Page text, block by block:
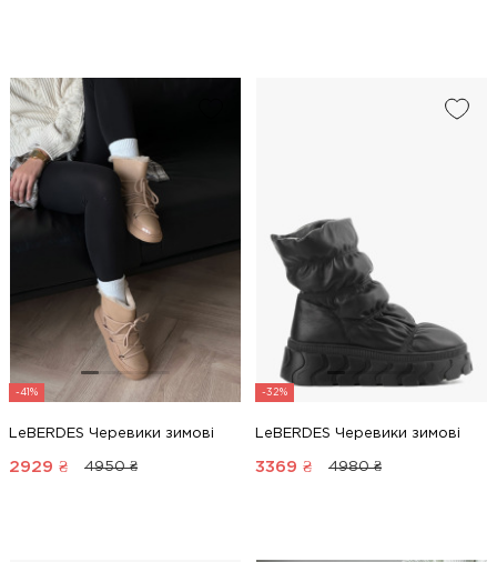
-41%
LeBERDES Черевики зимові
2929 ₴ 4950 ₴
-32%
LeBERDES Черевики зимові
3369 ₴ 4980 ₴